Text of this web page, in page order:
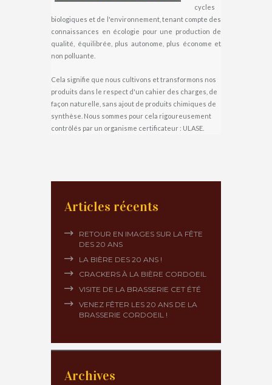
cycles
biologiques et de l'environnement, tenant compte des
connaissances en écologie pour une production de
qualité, équilibrée, plus autonome, plus économe et
non polluante.
Cela signifie que nous cultivons et transformons nos
produits dans le respect d'un cahier des charges, de
façon naturelle, sans ajout de produits chimiques de
synthèse. Nous sommes pour cela rigoureusement
contrôlés par un organisme certificateur : ULASE.
Articles récents
RETOUR EN IMAGES SUR LA FÊTE
DES 20 ANS
LA BIÈRE DES 20 ANS !
CRACKERS À LA BIÈRE CORDOEIL
VISITE DE LA BRASSERIE CET ÉTÉ
VENEZ FÊTER LES 20 ANS DE LA
BRASSERIE CORDOEIL !
Archives